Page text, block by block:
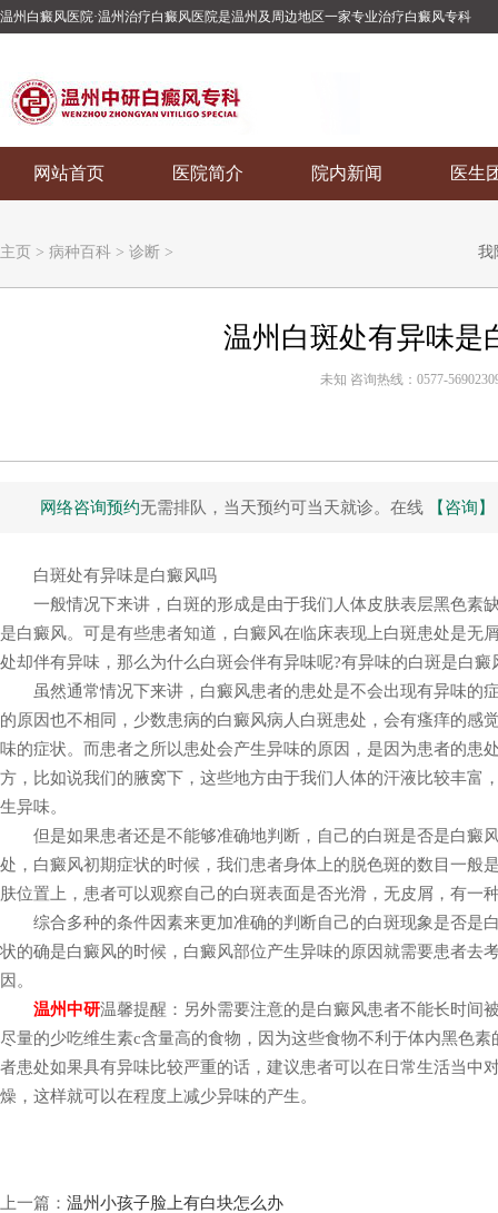
温州白癜风医院·温州治疗白癜风医院是温州及周边地区一家专业治疗白癜风专科
网站首页 医院简介 院内新闻 医生
主页 > 病种百科 > 诊断 > 我
温州白斑处有异味是
未知 咨询热线：0577-
网络咨询预约无需排队，当天预约可当天就诊。在线 【咨询】
白斑处有异味是白癜风吗
一般情况下来讲，白斑的形成是由于我们人体皮肤表层黑色素
是白癜风。可是有些患者知道，白癜风在临床表现上白斑患处是无
处却伴有异味，那么为什么白斑会伴有异味呢?有异味的白斑是白癜
虽然通常情况下来讲，白癜风患者的患处是不会出现有异味的
的原因也不相同，少数患病的白癜风病人白斑患处，会有瘙痒的感
味的症状。而患者之所以患处会产生异味的原因，是因为患者的患
方，比如说我们的腋窝下，这些地方由于我们人体的汗液比较丰富
生异味。
但是如果患者还是不能够准确地判断，自己的白斑是否是白癜
处，白癜风初期症状的时候，我们患者身体上的脱色斑的数目一般
肤位置上，患者可以观察自己的白斑表面是否光滑，无皮屑，有一
综合多种的条件因素来更加准确的判断自己的白斑现象是否是
状的确是白癜风的时候，白癜风部位产生异味的原因就需要患者去
因。
温州中研温馨提醒：另外需要注意的是白癜风患者不能长时间
尽量的少吃维生素c含量高的食物，因为这些食物不利于体内黑色
者患处如果具有异味比较严重的话，建议患者可以在日常生活当中
燥，这样就可以在程度上减少异味的产生。
上一篇： 温州小孩子脸上有白块怎么办
疑难性白癜风
飞 执业医生
男性白癜风治疗
周红星 主治医师